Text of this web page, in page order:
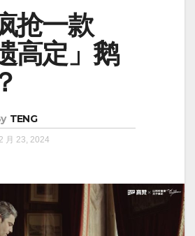
抢一款
高定」鹅
TENG
月 23, 2024